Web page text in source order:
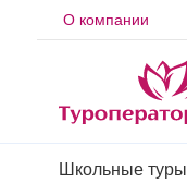
О компании
Школьные туры